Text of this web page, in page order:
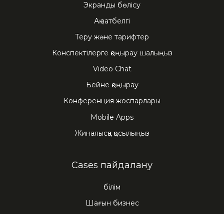
Экранды бөлісу
Ақ затбелгі
Теру және тарифтер
Конспектілерге қоңырау шалыңыз
Video Chat
Бейне қоңырау
Конференция жоспарлары
Mobile Apps
Жиналысқа қосылыңыз
Cases пайдалану
білім
Шағын бизнес